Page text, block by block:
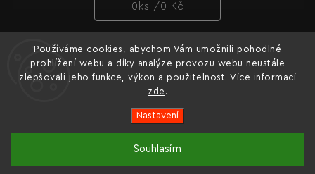
Používáme cookies, abychom Vám umožnili pohodlné
prohlížení webu a díky analýze provozu webu neustále
zlepšovali jeho funkce, výkon a použitelnost. Více informací
zde .
Nastavení
Souhlasím
Oficiální e-shop značky nářadí Dnipro-M pro Česko a
Slovensko.
0 ks / 0 Kč
PŘIJÍMÁME ONLINE PLATBY